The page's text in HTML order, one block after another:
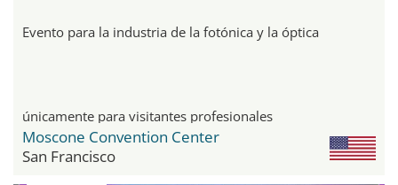
Evento para la industria de la fotónica y la óptica
únicamente para visitantes profesionales
Moscone Convention Center
San Francisco